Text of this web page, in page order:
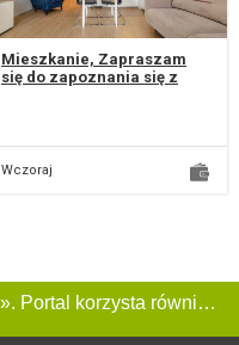
Mieszkanie, Zapraszam
się do zapoznania się z
Wczoraj
Ta Strona używa plików «cookies». Portal korzysta również z serwisu internetowego do zbierania danych technicznych o odwiedzających w celu uzyskania informacji marketingowych i statystycznych. Warunki przetwarzania danych odwiedzających Stronę, patrz: